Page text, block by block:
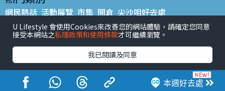
本週好去處
網民熱話 活動展覽 市集 開倉 尖沙咀好去處
銅鑼灣好去處 元朗好去處 荃灣好去處 旺角好去處 社會
餐廳情報 戶外郊遊
熱門標籤
#UGO搵好去處 #人氣活動推介 #美食社群熱話
#親子玩樂好去處
#ULifestyle應用程式
#限時搶
U Lifestyle 會使用Cookies來改善您的網站體驗，請確定您同意
接受本網站之私隱政策和使用條款才可繼續瀏覽。
我已閱讀及同意